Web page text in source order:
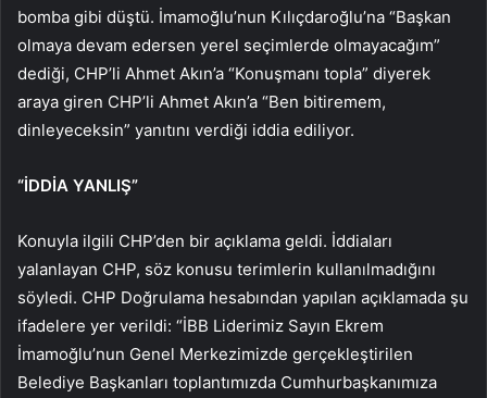
bomba gibi düştü. İmamoğlu’nun Kılıçdaroğlu’na “Başkan
olmaya devam edersen yerel seçimlerde olmayacağım”
dediği, CHP’li Ahmet Akın’a “Konuşmanı topla” diyerek
araya giren CHP’li Ahmet Akın’a “Ben bitiremem,
dinleyeceksin” yanıtını verdiği iddia ediliyor.
“İDDİA YANLIŞ”
Konuyla ilgili CHP’den bir açıklama geldi. İddiaları
yalanlayan CHP, söz konusu terimlerin kullanılmadığını
söyledi. CHP Doğrulama hesabından yapılan açıklamada şu
ifadelere yer verildi: “İBB Liderimiz Sayın Ekrem
İmamoğlu’nun Genel Merkezimizde gerçekleştirilen
Belediye Başkanları toplantımızda Cumhurbaşkanımıza